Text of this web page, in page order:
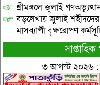
শ্রীমঙ্গলে জুলাই
বড়লেখায় জুলাই শহীদদের
মাসব্যাপী বৃক্ষরোপণ
৩ আগস্ট ২০২৬ :